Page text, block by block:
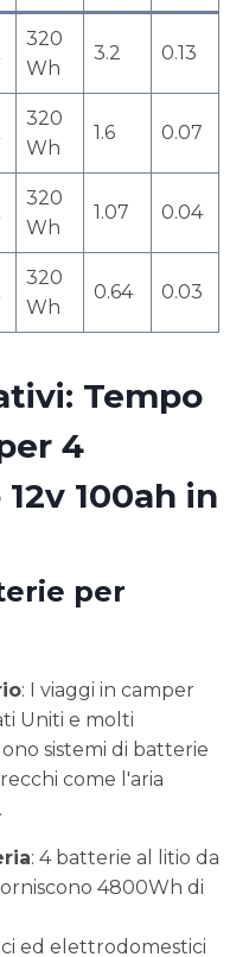
320
Wh
3.2 0.13
320
Wh
1.6 0.07
320
Wh
1.07 0.04
320
Wh
0.64 0.03
Tempo
4
100ah in
per
: I viaggi in camper
Uniti e molti
sistemi di batterie
come l'aria
: 4 batterie al litio da
4800Wh di
ed elettrodomestici